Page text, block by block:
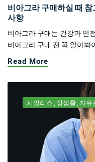
비아그라 구매하실 때
사항
비아그라 구매는 건강과 안
비아그라 구매 전 꼭 알아봐
Read More
시알리스 성생활 자유